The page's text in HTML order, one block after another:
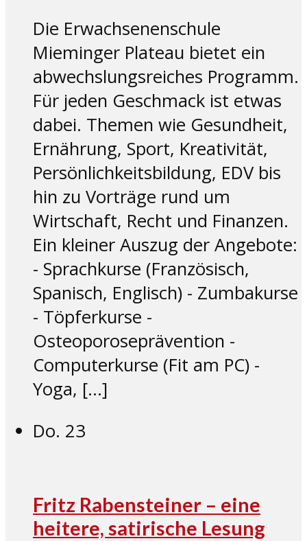
Die Erwachsenenschule
Mieminger Plateau bietet ein
abwechslungsreiches Programm.
Für jeden Geschmack ist etwas
dabei. Themen wie Gesundheit,
Ernährung, Sport, Kreativität,
Persönlichkeitsbildung, EDV bis
hin zu Vorträge rund um
Wirtschaft, Recht und Finanzen.
Ein kleiner Auszug der Angebote:
- Sprachkurse (Französisch,
Spanisch, Englisch) - Zumbakurse
- Töpferkurse -
Osteoporoseprävention -
Computerkurse (Fit am PC) -
Yoga, […]
Do. 23
Fritz Rabensteiner – eine
heitere, satirische Lesung